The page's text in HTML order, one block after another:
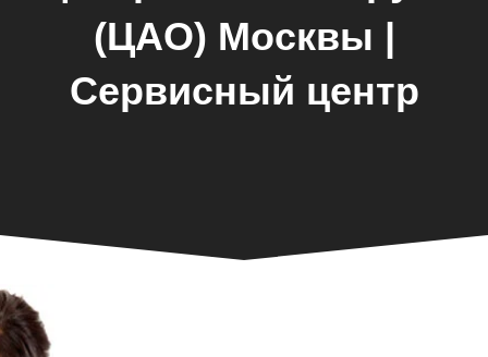
(ЦАО) Москвы |
Сервисный центр